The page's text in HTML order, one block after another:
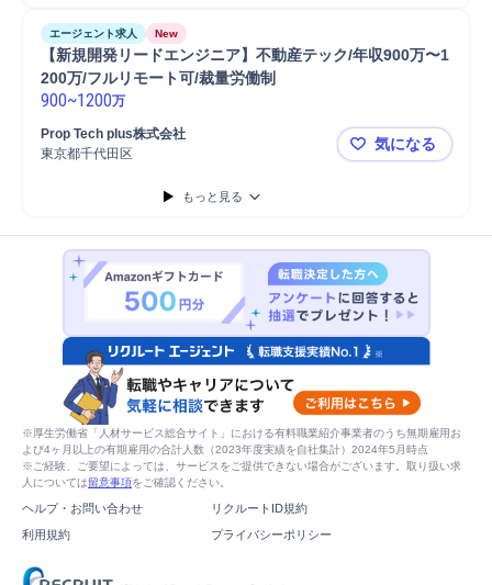
エージェント求人 New
【新規開発リードエンジニア】不動産テック/年収900万〜1
200万/フルリモート可/裁量労働制
900~1200万
Prop Tech plus株式会社
東京都千代田区
【新規開発
気になる
もっと見る
※厚生労働省「人材サービス総合サイト」における有料職業紹介事業者のうち無期雇用お
よび4ヶ月以上の有期雇用の合計人数（2023年度実績を自社集計）2024年5月時点
※ご経験、ご要望によっては、サービスをご提供できない場合がございます。取り扱い求
人については留意事項をご確認ください。
ヘルプ・お問い合わせ
リクルートID規約
利用規約
プライバシーポリシー